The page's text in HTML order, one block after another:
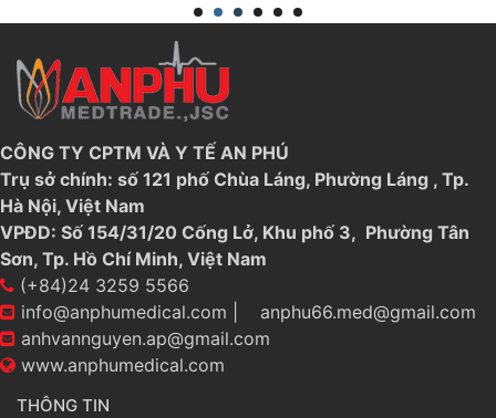
CÔNG TY CPTM VÀ Y TẾ AN PHÚ
Trụ sở chính: số 121 phố Chùa Láng, Phường Láng , Tp.
Hà Nội, Việt Nam
VPĐD: Số 154/31/20 Cống Lở, Khu phố 3, Phường Tân
Sơn, Tp. Hồ Chí Minh, Việt Nam
(+84)24 3259 5566
info@anphumedical.com
anphu66.med@gmail.com
anhvannguyen.ap@gmail.com
www.anphumedical.com
THÔNG TIN